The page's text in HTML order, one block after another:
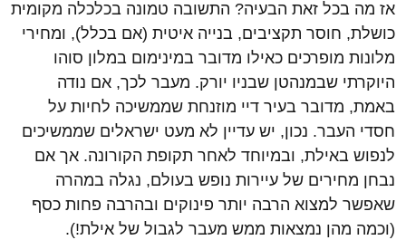
אז מה בכל זאת הבעיה? התשובה טמונה בכלכלה מקומית
כושלת, חוסר תקציבים, בנייה איטית (אם בכלל), ומחירי
מלונות מופרכים כאילו מדובר במינימום במלון סוהו
היוקרתי שבמנהטן שבניו יורק. מעבר לכך, אם נודה
באמת, מדובר בעיר דיי מוזנחת שממשיכה לחיות על
חסדי העבר. נכון, יש עדיין לא מעט ישראלים שממשיכים
לנפוש באילת, ובמיוחד לאחר תקופת הקורונה. אך אם
נבחן מחירים של עיירות נופש בעולם, נגלה במהרה
שאפשר למצוא הרבה יותר פינוקים ובהרבה פחות כסף
(וכמה מהן נמצאות ממש מעבר לגבול של אילת!).